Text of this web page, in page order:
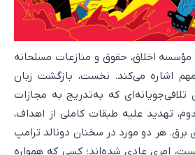
مؤسسه اخلاق، حقوق و منازعات مسلحانه
اشاره می‌کند. نخست، بازگشت زبان
که به‌تدریج به مجازات
تهدید علیه طبقات کاملی از اهداف،
برق. هر دو مورد در سخنان دونالد ترامپ
امری عادی شده‌اند؛ کسی که همواره